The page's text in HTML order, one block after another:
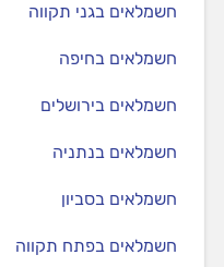
חשמלאים בגני תקווה
חשמלאים בחיפה
חשמלאים בירושלים
חשמלאים בנתניה
חשמלאים בסביון
חשמלאים בפתח תקווה